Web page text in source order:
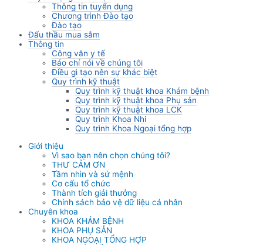
Thông tin tuyển dụng
Chương trình Đào tạo
Đào tạo
Đấu thầu mua sắm
Thông tin
Công văn y tế
Báo chí nói về chúng tôi
Điều gì tạo nên sự khác biệt
Quy trình kỹ thuật
Quy trình kỹ thuật khoa Khám bệnh
Quy trình kỹ thuật khoa Phụ sản
Quy trình kỹ thuật khoa LCK
Quy trình Khoa Nhi
Quy trình Khoa Ngoại tổng hợp
Giới thiệu
Vì sao bạn nên chọn chúng tôi?
THƯ CẢM ƠN
Tầm nhìn và sứ mệnh
Cơ cấu tổ chức
Thành tích giải thưởng
Chính sách bảo vệ dữ liệu cá nhân
Chuyên khoa
KHOA KHÁM BỆNH
KHOA PHỤ SẢN
KHOA NGOẠI TỔNG HỢP